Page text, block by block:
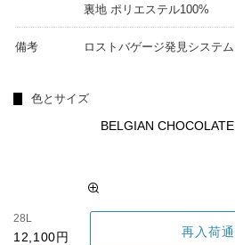
裏地 ポリエステル100%
備考 ロストバゲージ発見システ
色とサイズ
BELGIAN CHOCOLATE
28L
12,100円 再入荷